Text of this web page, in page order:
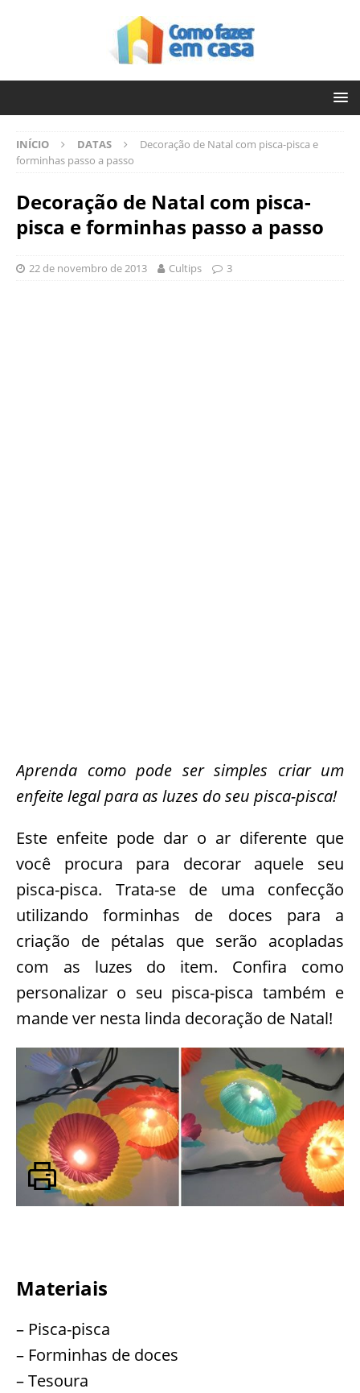
INÍCIO DATAS
Decoração de Natal com pisca-pisca e
forminhas passo a passo
Decoração de Natal com pisca-
pisca e forminhas passo a passo
22 de novembro de 2013 Cultips 3
Aprenda como pode ser simples criar um
enfeite legal para as luzes do seu pisca-pisca!
Este enfeite pode dar o ar diferente que
você procura para decorar aquele seu
pisca-pisca. Trata-se de uma confecção
utilizando forminhas de doces para a
criação de pétalas que serão acopladas
com as luzes do item. Confira como
personalizar o seu pisca-pisca também e
mande ver nesta linda decoração de Natal!
Materiais
– Pisca-pisca
– Forminhas de doces
– Tesoura